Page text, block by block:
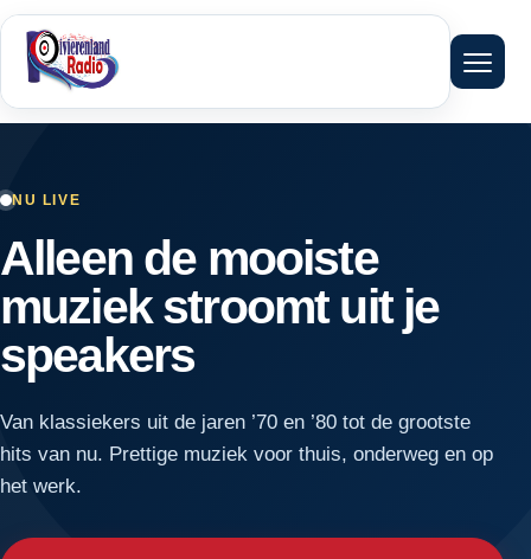
Menu
NU LIVE
Alleen de mooiste
muziek stroomt uit je
speakers
Van klassiekers uit de jaren ’70 en ’80 tot de grootste
hits van nu. Prettige muziek voor thuis, onderweg en op
het werk.